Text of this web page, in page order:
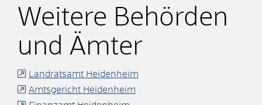
Weitere Behörden
und Ämter
Landratsamt Heidenheim
Amtsgericht Heidenheim